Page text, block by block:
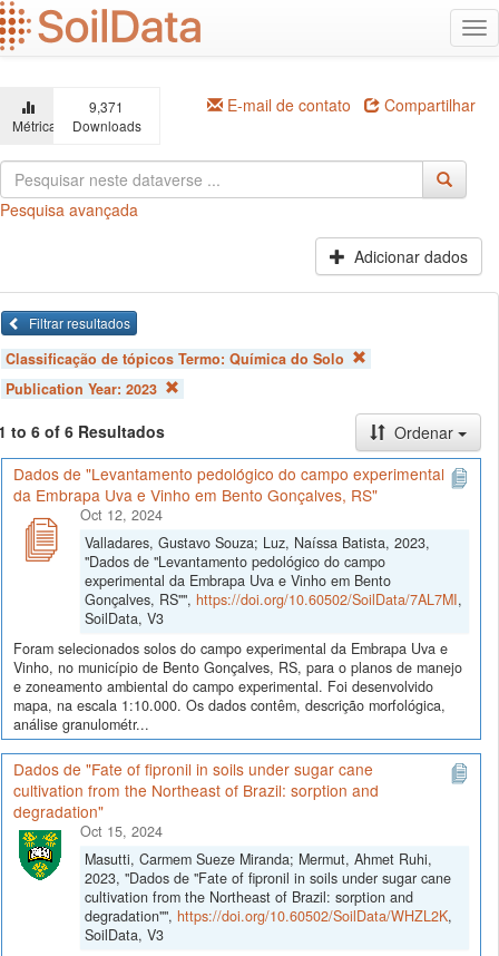
Ir
para
o
principal
Métricas
9,371
Downloads
E-mail de contato Compartilhar
Pesquisa avançada
Adicionar dados
Filtrar resultados
Classificação de tópicos Termo: Química do Solo
Publication Year: 2023
to 6 of 6 Resultados
Ordenar
Dados de "Levantamento pedológico do campo experimental
da Embrapa Uva e Vinho em Bento Gonçalves, RS"
Oct 12, 2024
Valladares, Gustavo Souza; Luz, Naíssa Batista, 2023,
"Dados de "Levantamento pedológico do campo
experimental da Embrapa Uva e Vinho em Bento
Gonçalves, RS"", https://doi.org/10.60502/SoilData/7AL7MI,
SoilData, V3
Foram selecionados solos do campo experimental da Embrapa Uva e
Vinho, no município de Bento Gonçalves, RS, para o planos de manejo
e zoneamento ambiental do campo experimental. Foi desenvolvido
mapa, na escala 1:10.000. Os dados contêm, descrição morfológica,
análise granulométr...
Dados de "Fate of fipronil in soils under sugar cane
cultivation from the Northeast of Brazil: sorption and
degradation"
Oct 15, 2024
Masutti, Carmem Sueze Miranda; Mermut, Ahmet Ruhi,
2023, "Dados de "Fate of fipronil in soils under sugar cane
cultivation from the Northeast of Brazil: sorption and
degradation"", https://doi.org/10.60502/SoilData/WHZL2K,
SoilData, V3